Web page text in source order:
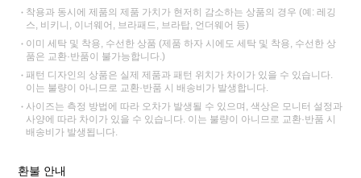
착용과 동시에 제품의 제품 가치가 현저히 감소하는 상품의 경우 (예: 레깅
스, 비키니, 이너웨어, 브라패드, 브라탑, 언더웨어 등)
이미 세탁 및 착용, 수선한 상품 (제품 하자 시에도 세탁 및 착용, 수선한 상
품은 교환·반품이 불가능합니다.)
패턴 디자인의 상품은 실제 제품과 패턴 위치가 차이가 있을 수 있습니다.
이는 불량이 아니므로 교환·반품 시 배송비가 발생합니다.
사이즈는 측정 방법에 따라 오차가 발생될 수 있으며, 색상은 모니터 설정과
사양에 따라 차이가 있을 수 있습니다. 이는 불량이 아니므로 교환·반품 시
배송비가 발생됩니다.
환불 안내